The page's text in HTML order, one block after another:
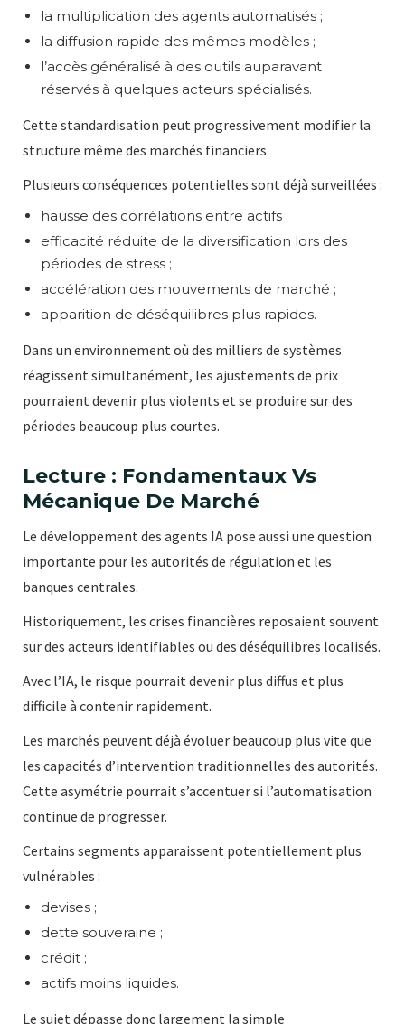
la multiplication des agents automatisés ;
la diffusion rapide des mêmes modèles ;
l’accès généralisé à des outils auparavant
réservés à quelques acteurs spécialisés.
Cette standardisation peut progressivement modifier la
structure même des marchés financiers.
Plusieurs conséquences potentielles sont déjà surveillées :
hausse des corrélations entre actifs ;
efficacité réduite de la diversification lors des
périodes de stress ;
accélération des mouvements de marché ;
apparition de déséquilibres plus rapides.
Dans un environnement où des milliers de systèmes
réagissent simultanément, les ajustements de prix
pourraient devenir plus violents et se produire sur des
périodes beaucoup plus courtes.
Lecture : Fondamentaux Vs
Mécanique De Marché
Le développement des agents IA pose aussi une question
importante pour les autorités de régulation et les
banques centrales.
Historiquement, les crises financières reposaient souvent
sur des acteurs identifiables ou des déséquilibres localisés.
Avec l’IA, le risque pourrait devenir plus diffus et plus
difficile à contenir rapidement.
Les marchés peuvent déjà évoluer beaucoup plus vite que
les capacités d’intervention traditionnelles des autorités.
Cette asymétrie pourrait s’accentuer si l’automatisation
continue de progresser.
Certains segments apparaissent potentiellement plus
vulnérables :
devises ;
dette souveraine ;
crédit ;
actifs moins liquides.
Le sujet dépasse donc largement la simple